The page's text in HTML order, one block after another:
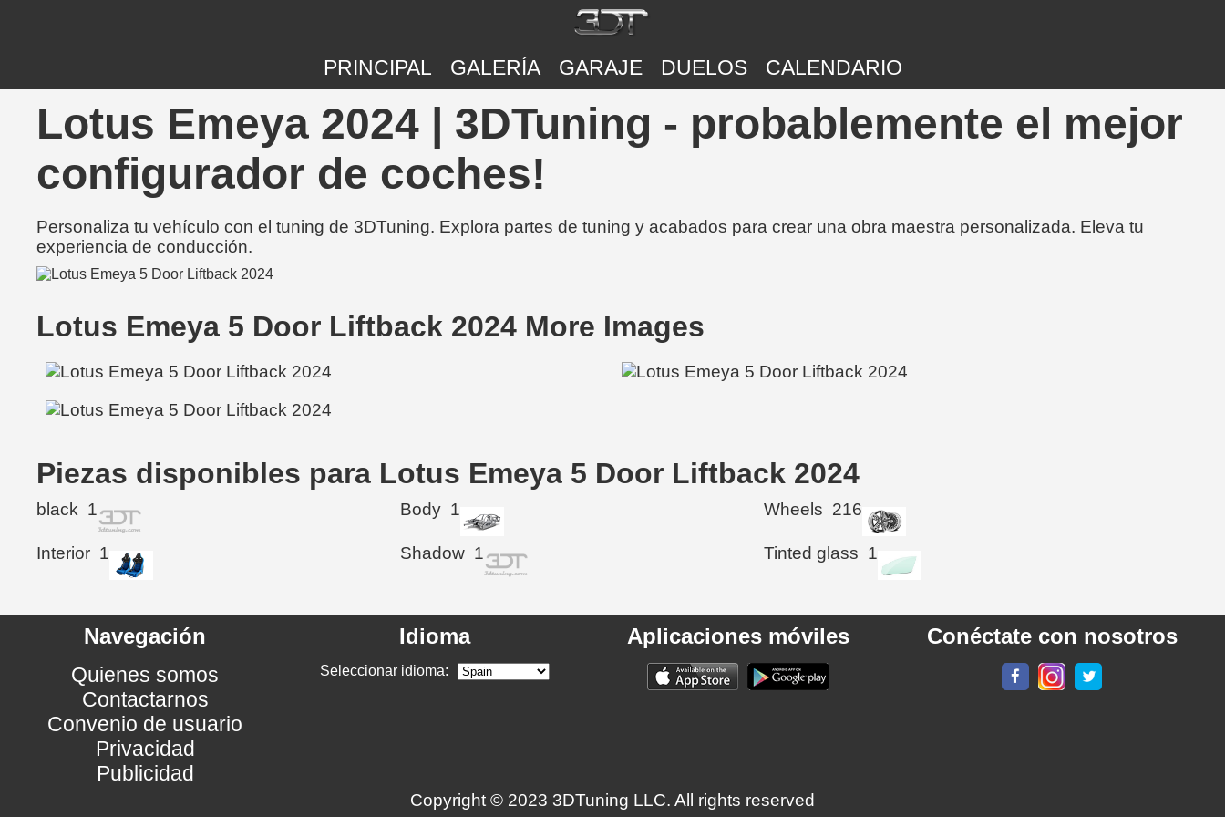
PRINCIPAL GALERÍA GARAJE DUELOS CALENDARIO
Lotus Emeya 2024 | 3DTuning - probablemente el mejor
configurador de coches!
Personaliza tu vehículo con el tuning de 3DTuning. Explora partes de tuning y acabados para crear una obra maestra personalizada. Eleva tu
experiencia de conducción.
Lotus Emeya 5 Door Liftback 2024 More Images
Piezas disponibles para Lotus Emeya 5 Door Liftback 2024
black 1 Body 1 Wheels 216
Interior 1 Shadow 1 Tinted glass 1
Navegación
Quienes somos
Contactarnos
Convenio de usuario
Privacidad
Publicidad
Idioma
Seleccionar idioma:
Aplicaciones móviles Conéctate con nosotros
Copyright © 2023 3DTuning LLC. All rights reserved